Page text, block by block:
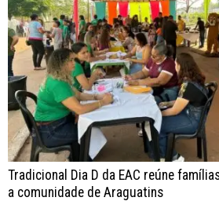
Tradicional Dia D da EAC reúne
a comunidade de Araguatins